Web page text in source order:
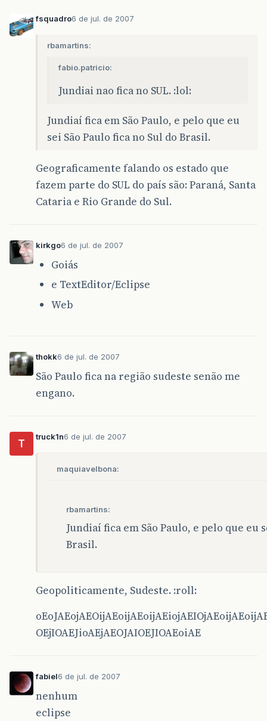
fsquadro6 de jul. de 2007
rbamartins:
fabio.patricio:
Jundiai nao fica no SUL. :lol:
Jundiaí fica em São Paulo, e pelo que eu
sei São Paulo fica no Sul do Brasil.
Geograficamente falando os estado que
fazem parte do SUL do país são: Paraná, Santa
Cataria e Rio Grande do Sul.
kirkgo6 de jul. de 2007
Goiás
e TextEditor/Eclipse
Web
thokk6 de jul. de 2007
São Paulo fica na região sudeste senão me
engano.
T
truck1n6 de jul. de 2007
maquiavelbona:
rbamartins:
Jundiaí fica em São Paulo, e pelo que eu
Brasil.
Geopoliticamente, Sudeste. :roll:
OEjIOAEJioAEjAEOJAIOEJIOAEoiAE
fabiel6 de jul. de 2007
nenhum
eclipse